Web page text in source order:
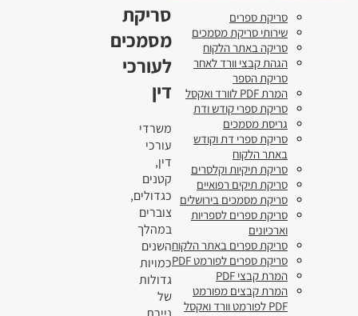
סריקת
מסמכים
לעורכי
דין
משרדי
עורכי
דין,
קטנים
כגדולים,
צוברים
במהלך
השנים
כמויות
גדולות
של
סריקת ספרים
שירותי סריקת מסמכים
סריקה באתר הלקוח
הגהת קבצי וורד לאחר
סריקת הספר
המרת PDF לוורד ואקסל
סריקת ספרי קודש ודת
גריסת מסמכים
סריקת ספרי דת וקודש
באתר הלקוח
סריקת תיקיות וקלסרים
סריקת תיקים רפואיים
סריקת מסמכים בירושלים
סריקת ספרים לספריות
וארכיונים
סריקת ספרים באתר הלקוח
סריקת ספרים לפורמט PDF
המרת קבצי PDF
המרת קבצים מפורמט
PDF לפורמט וורד ואקסל